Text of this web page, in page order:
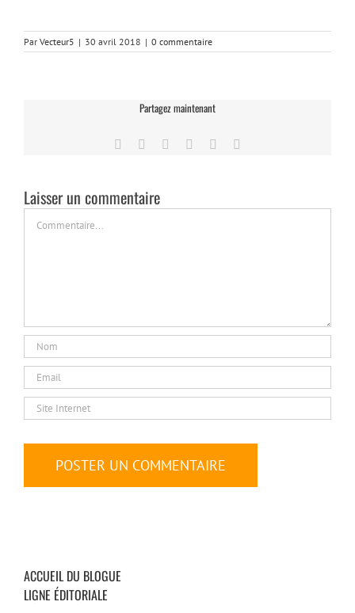
Par Vecteur5 | 30 avril 2018 | 0 commentaire
Partagez maintenant
Facebook
TwitterLinkedIn
TumblrPinterest
Laisser un commentaire
ACCUEIL DU BLOGUE
LIGNE ÉDITORIALE